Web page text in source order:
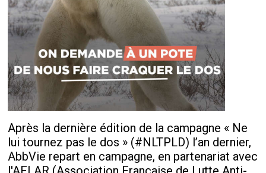
Après la dernière édition de la campagne « Ne
lui tournez pas le dos » (#NLTPLD) l’an dernier,
AbbVie repart en campagne, en partenariat avec